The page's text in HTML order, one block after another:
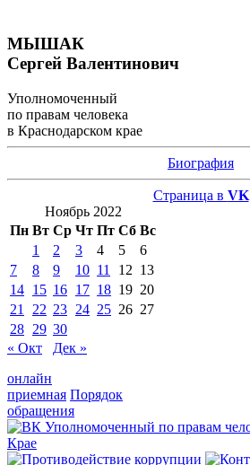
МЫШАК
Сергей Валентинович
Уполномоченный
по правам человека
в Краснодарском крае
Биография
Страница в VK
Ноябрь 2022
Пн Вт Ср Чт Пт Сб Вс
1
2 3 4 5
6
7
8 9 10 11 12 13
14 15 16 17 18 19 20
21
22 23 24 25 26 27
28 29 30
« Окт
Дек »
онлайн
приемная Порядок
обращения